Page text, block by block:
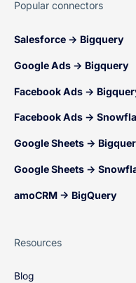
Popular connectors
Salesforce → Bigquery
Google Ads → Bigquery
Facebook Ads →
Facebook Ads →
Google Sheets →
Google Sheets →
amoCRM → BigQuery
Resources
Blog